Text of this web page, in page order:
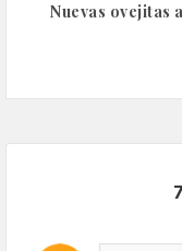
Nuevas ovejitas